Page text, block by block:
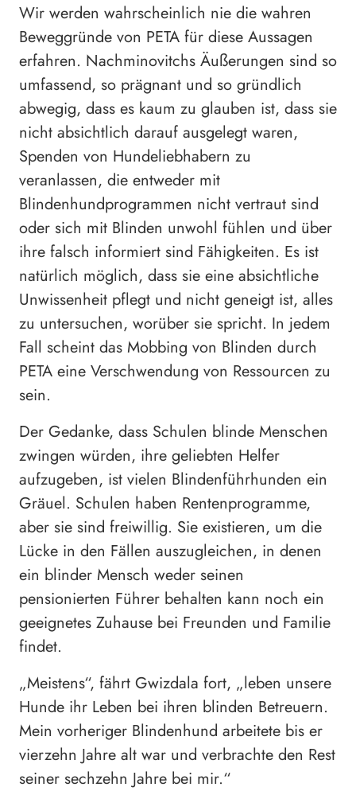
Wir werden wahrscheinlich nie die wahren
Beweggründe von PETA für diese Aussagen
erfahren. Nachminovitchs Äußerungen sind so
umfassend, so prägnant und so gründlich
abwegig, dass es kaum zu glauben ist, dass sie
nicht absichtlich darauf ausgelegt waren,
Spenden von Hundeliebhabern zu
veranlassen, die entweder mit
Blindenhundprogrammen nicht vertraut sind
oder sich mit Blinden unwohl fühlen und über
ihre falsch informiert sind Fähigkeiten. Es ist
natürlich möglich, dass sie eine absichtliche
Unwissenheit pflegt und nicht geneigt ist, alles
zu untersuchen, worüber sie spricht. In jedem
Fall scheint das Mobbing von Blinden durch
PETA eine Verschwendung von Ressourcen zu
sein.
Der Gedanke, dass Schulen blinde Menschen
zwingen würden, ihre geliebten Helfer
aufzugeben, ist vielen Blindenführhunden ein
Gräuel. Schulen haben Rentenprogramme,
aber sie sind freiwillig. Sie existieren, um die
Lücke in den Fällen auszugleichen, in denen
ein blinder Mensch weder seinen
pensionierten Führer behalten kann noch ein
geeignetes Zuhause bei Freunden und Familie
findet.
„Meistens“, fährt Gwizdala fort, „leben unsere
Hunde ihr Leben bei ihren blinden Betreuern.
Mein vorheriger Blindenhund arbeitete bis er
vierzehn Jahre alt war und verbrachte den Rest
seiner sechzehn Jahre bei mir.“